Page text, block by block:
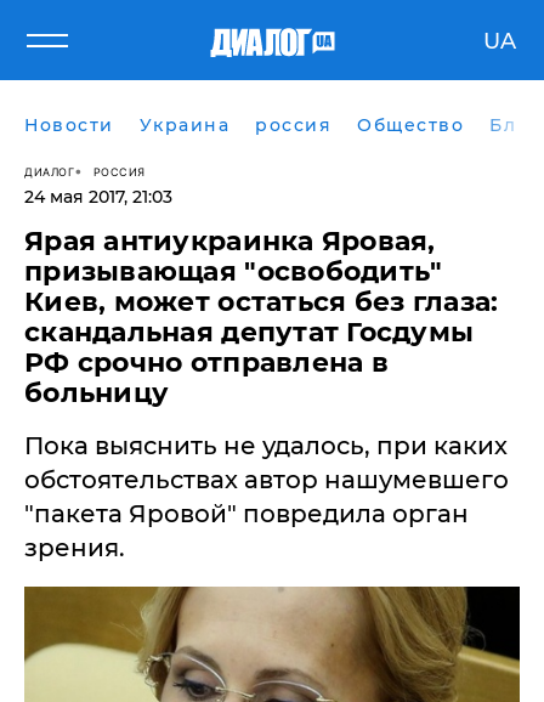
UA
Новости Украина россия Общество
ДИАЛОГ РОССИЯ
24 мая 2017, 21:03
Ярая антиукраинка Яровая,
призывающая "освободить"
Киев, может остаться без глаза:
скандальная депутат Госдумы
РФ срочно отправлена в
больницу
Пока выяснить не удалось, при каких
обстоятельствах автор нашумевшего
"пакета Яровой" повредила орган
зрения.